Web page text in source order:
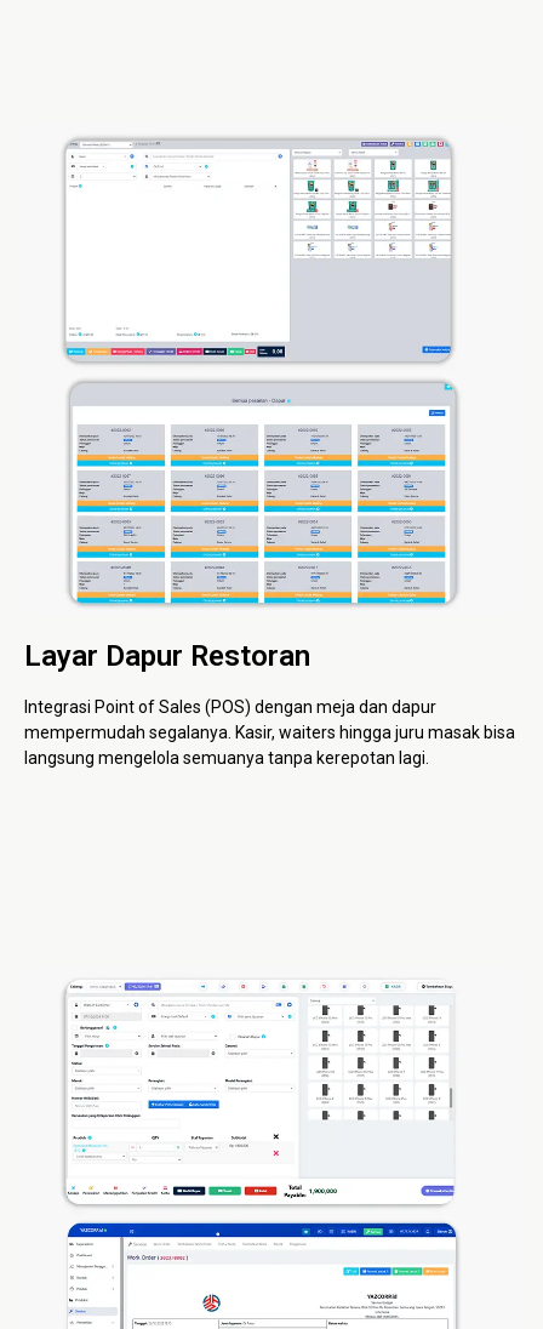
Layar Dapur Restoran
Integrasi Point of Sales (POS) dengan meja dan dapur
mempermudah segalanya. Kasir, waiters hingga juru masak bisa
langsung mengelola semuanya tanpa kerepotan lagi.